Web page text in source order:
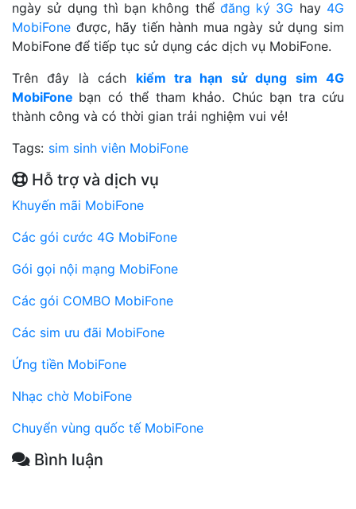
ngày sử dụng thì bạn không thể đăng ký 3G hay 4G
MobiFone được, hãy tiến hành mua ngày sử dụng sim
MobiFone để tiếp tục sử dụng các dịch vụ MobiFone.
Trên đây là cách kiểm tra hạn sử dụng sim 4G
MobiFone bạn có thể tham khảo. Chúc bạn tra cứu
thành công và có thời gian trải nghiệm vui vẻ!
Tags: sim sinh viên MobiFone
Hỗ trợ và dịch vụ
Khuyến mãi MobiFone
Các gói cước 4G MobiFone
Gói gọi nội mạng MobiFone
Các gói COMBO MobiFone
Các sim ưu đãi MobiFone
Ứng tiền MobiFone
Nhạc chờ MobiFone
Chuyển vùng quốc tế MobiFone
Bình luận